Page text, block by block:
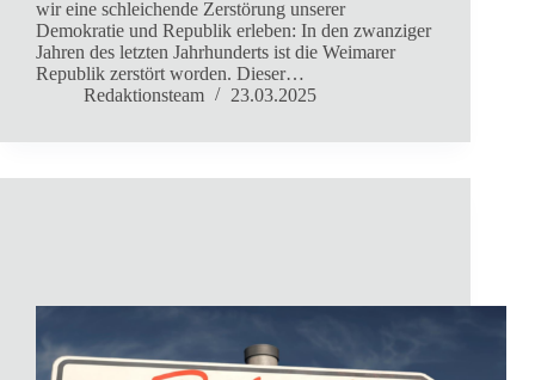
wir eine schleichende Zerstörung unserer
Demokratie und Republik erleben: In den zwanziger
Jahren des letzten Jahrhunderts ist die Weimarer
Republik zerstört worden. Dieser…
Redaktionsteam
23.03.2025